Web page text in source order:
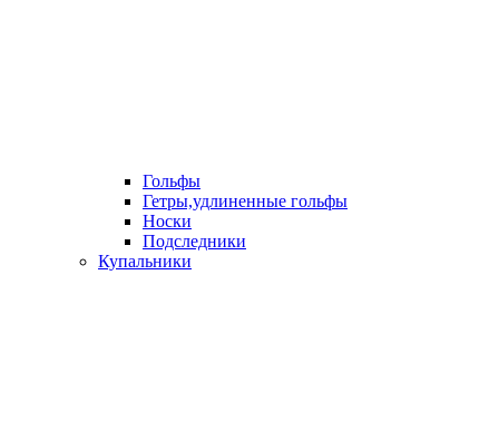
Гольфы
Гетры,удлиненные гольфы
Носки
Подследники
Купальники